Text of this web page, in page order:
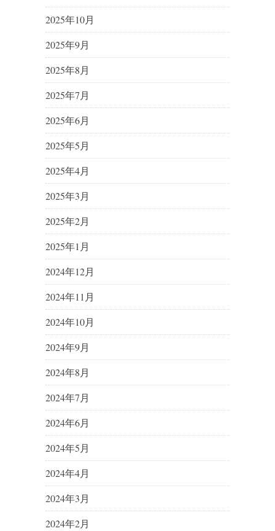
2025年10月
2025年9月
2025年8月
2025年7月
2025年6月
2025年5月
2025年4月
2025年3月
2025年2月
2025年1月
2024年12月
2024年11月
2024年10月
2024年9月
2024年8月
2024年7月
2024年6月
2024年5月
2024年4月
2024年3月
2024年2月